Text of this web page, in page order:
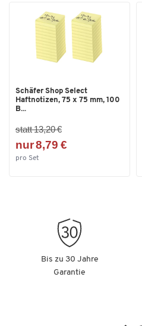
Schäfer Shop Select
Haftnotizen, 75 x 75 mm, 100
B...
statt 13,20 €
nur 8,79 €
pro Set
Bis zu 30 Jahre
Garantie